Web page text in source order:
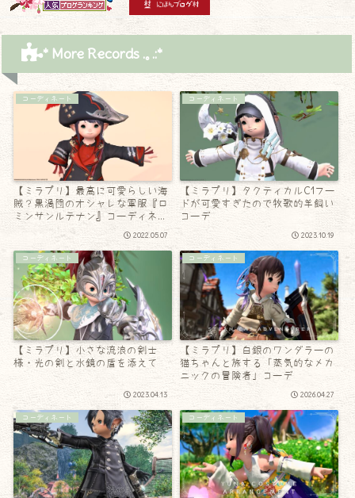
* More Records .｡.:*
コーディネート
【ミラプリ】最高に可愛らしい海
賊？黒渦団のオシャレな軍服『ロ
ミンサンルテナン』コーディネー
2022.05.07
コーディネート
【ミラプリ】タクティカルC1フー
ドが可愛すぎたので牧歌的羊飼い
コーデ
2023.10.19
コーディネート
【ミラプリ】小さな流浪の剣士
様・光の剣と水鏡の盾を添えて
2023.04.13
コーディネート
【ミラプリ】白銀のワンダラーの
猫ちゃんと旅する「蒸気的なメカ
ニックの冒険者」コーデ
2026.04.27
コーディネート コーディネート